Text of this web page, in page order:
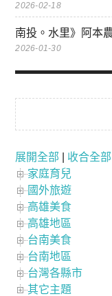
2026-02-18
南投。水里》阿本
2026-01-30
展開全部
收合全部
家庭育兒
國外旅遊
高雄美食
高雄地區
台南美食
台南地區
台灣各縣市
其它主題